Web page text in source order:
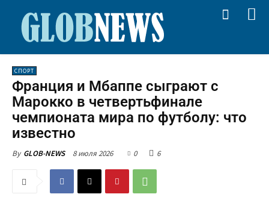
СПОРТ
Франция и Мбаппе сыграют с
Марокко в четвертьфинале
чемпионата мира по футболу: что
известно
By GLOB-NEWS 8 июля 2026 0 6